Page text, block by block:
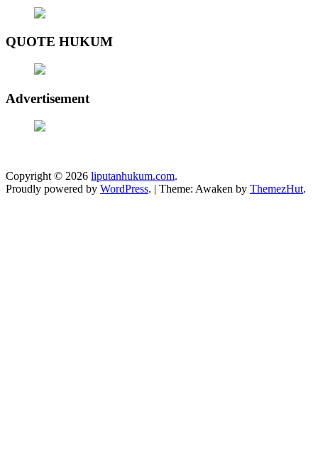
QUOTE HUKUM
Advertisement
Copyright © 2026 liputanhukum.com.
Proudly powered by WordPress. | Theme: Awaken by ThemezHut.